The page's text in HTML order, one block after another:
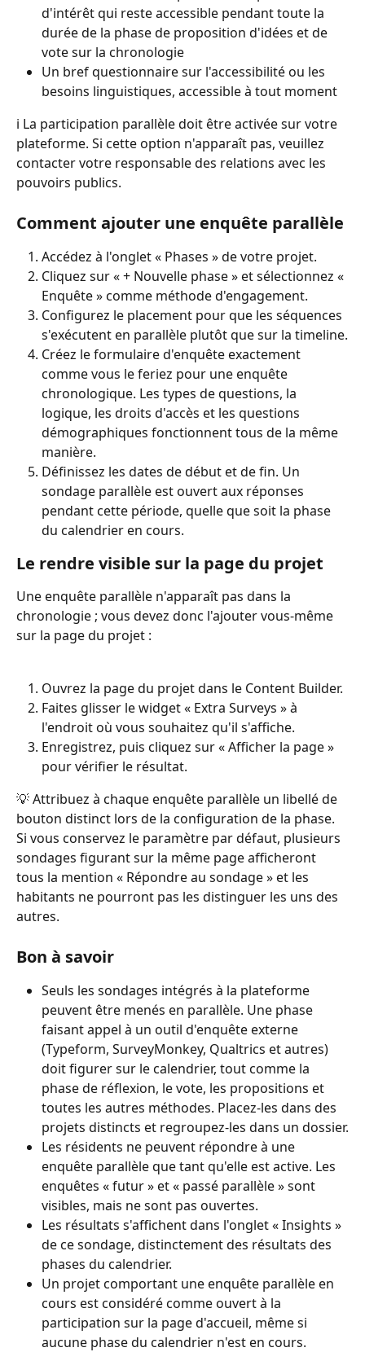
d'intérêt qui reste accessible pendant toute la
durée de la phase de proposition d'idées et de
vote sur la chronologie
Un bref questionnaire sur l'accessibilité ou les
besoins linguistiques, accessible à tout moment
ℹ️ La participation parallèle doit être activée sur votre
plateforme. Si cette option n'apparaît pas, veuillez
contacter votre responsable des relations avec les
pouvoirs publics.
Comment ajouter une enquête parallèle
Accédez à l'onglet « Phases » de votre projet.
Cliquez sur « + Nouvelle phase » et sélectionnez «
Enquête » comme méthode d'engagement.
Configurez le placement pour que les séquences
s'exécutent en parallèle plutôt que sur la timeline.
Créez le formulaire d'enquête exactement
comme vous le feriez pour une enquête
chronologique. Les types de questions, la
logique, les droits d'accès et les questions
démographiques fonctionnent tous de la même
manière.
Définissez les dates de début et de fin. Un
sondage parallèle est ouvert aux réponses
pendant cette période, quelle que soit la phase
du calendrier en cours.
Le rendre visible sur la page du projet
Une enquête parallèle n'apparaît pas dans la
chronologie ; vous devez donc l'ajouter vous-même
sur la page du projet :
Ouvrez la page du projet dans le Content Builder.
Faites glisser le widget « Extra Surveys » à
l'endroit où vous souhaitez qu'il s'affiche.
Enregistrez, puis cliquez sur « Afficher la page »
pour vérifier le résultat.
💡 Attribuez à chaque enquête parallèle un libellé de
bouton distinct lors de la configuration de la phase.
Si vous conservez le paramètre par défaut, plusieurs
sondages figurant sur la même page afficheront
tous la mention « Répondre au sondage » et les
habitants ne pourront pas les distinguer les uns des
autres.
Bon à savoir
Seuls les sondages intégrés à la plateforme
peuvent être menés en parallèle. Une phase
faisant appel à un outil d'enquête externe
(Typeform, SurveyMonkey, Qualtrics et autres)
doit figurer sur le calendrier, tout comme la
phase de réflexion, le vote, les propositions et
toutes les autres méthodes. Placez-les dans des
projets distincts et regroupez-les dans un dossier.
Les résidents ne peuvent répondre à une
enquête parallèle que tant qu'elle est active. Les
enquêtes « futur » et « passé parallèle » sont
visibles, mais ne sont pas ouvertes.
Les résultats s'affichent dans l'onglet « Insights »
de ce sondage, distinctement des résultats des
phases du calendrier.
Un projet comportant une enquête parallèle en
cours est considéré comme ouvert à la
participation sur la page d'accueil, même si
aucune phase du calendrier n'est en cours.